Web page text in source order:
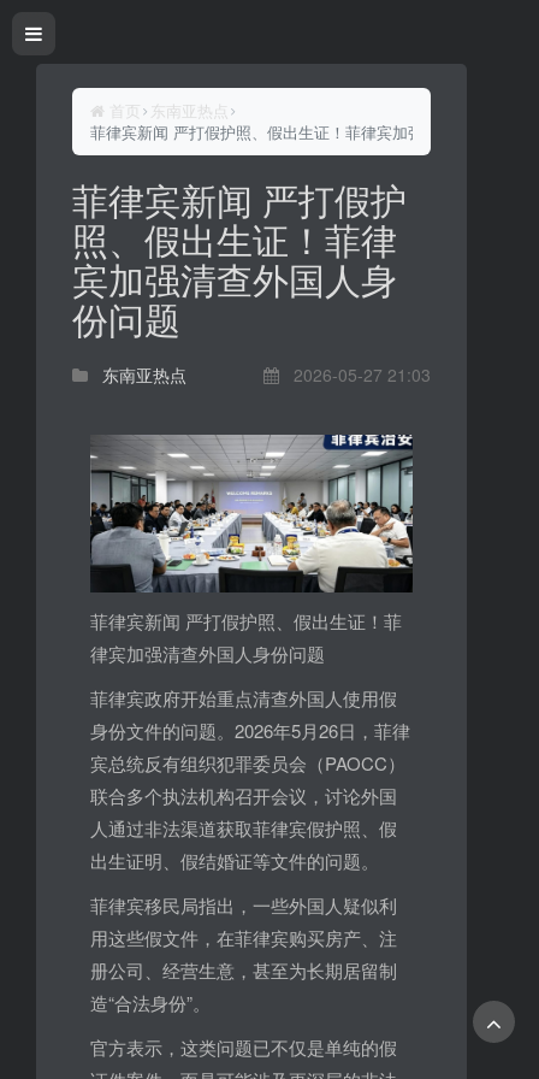
首页
东南亚热点
菲律宾新闻 严打假护照、假出生证！菲律宾加强清查外国人身份
菲律宾新闻 严打假护
照、假出生证！菲律
宾加强清查外国人身
份问题
东南亚热点 2026-05-27 21:03
菲律宾新闻 严打假护照、假出生证！菲
律宾加强清查外国人身份问题
菲律宾政府开始重点清查外国人使用假
身份文件的问题。2026年5月26日，菲律
宾总统反有组织犯罪委员会（PAOCC）
联合多个执法机构召开会议，讨论外国
人通过非法渠道获取菲律宾假护照、假
出生证明、假结婚证等文件的问题。
菲律宾移民局指出，一些外国人疑似利
用这些假文件，在菲律宾购买房产、注
册公司、经营生意，甚至为长期居留制
造“合法身份”。
官方表示，这类问题已不仅是单纯的假